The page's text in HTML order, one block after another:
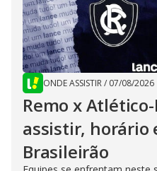
ONDE ASSISTIR/ 07/08/2026
Remo x
assistir, horário
Brasileirão